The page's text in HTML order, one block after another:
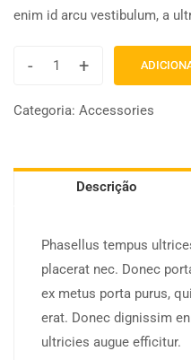
enim id arcu vestibulum, a
- +
Categoria: Accessories
Descrição
Phasellus tempus
placerat nec. Donec
ex metus porta purus,
erat. Donec dignissim
ultricies augue efficitur.